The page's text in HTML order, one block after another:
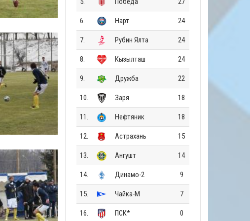
6. Нарт 24
7. Рубин Ялта 24
8. Кызылташ 24
9. Дружба 22
10. Заря 18
11. Нефтяник 18
12. Астрахань 15
13. Ангушт 14
14. Динамо-2 9
15. Чайка-М 7
16. ПСК* 0